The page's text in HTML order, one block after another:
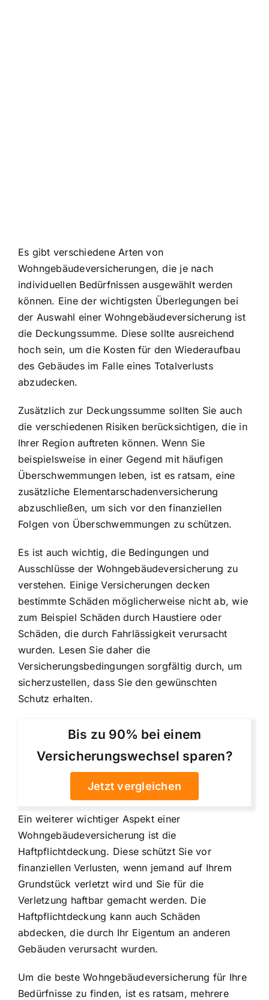
Es gibt verschiedene Arten von
Wohngebäudeversicherungen, die je nach
individuellen Bedürfnissen ausgewählt werden
können. Eine der wichtigsten Überlegungen bei
der Auswahl einer Wohngebäudeversicherung ist
die Deckungssumme. Diese sollte ausreichend
hoch sein, um die Kosten für den Wiederaufbau
des Gebäudes im Falle eines Totalverlusts
abzudecken.
Zusätzlich zur Deckungssumme sollten Sie auch
die verschiedenen Risiken berücksichtigen, die in
Ihrer Region auftreten können. Wenn Sie
beispielsweise in einer Gegend mit häufigen
Überschwemmungen leben, ist es ratsam, eine
zusätzliche Elementarschadenversicherung
abzuschließen, um sich vor den finanziellen
Folgen von Überschwemmungen zu schützen.
Es ist auch wichtig, die Bedingungen und
Ausschlüsse der Wohngebäudeversicherung zu
verstehen. Einige Versicherungen decken
bestimmte Schäden möglicherweise nicht ab, wie
zum Beispiel Schäden durch Haustiere oder
Schäden, die durch Fahrlässigkeit verursacht
wurden. Lesen Sie daher die
Versicherungsbedingungen sorgfältig durch, um
sicherzustellen, dass Sie den gewünschten
Schutz erhalten.
Bis zu 90% bei einem
Versicherungswechsel sparen?
Jetzt vergleichen
Ein weiterer wichtiger Aspekt einer
Wohngebäudeversicherung ist die
Haftpflichtdeckung. Diese schützt Sie vor
finanziellen Verlusten, wenn jemand auf Ihrem
Grundstück verletzt wird und Sie für die
Verletzung haftbar gemacht werden. Die
Haftpflichtdeckung kann auch Schäden
abdecken, die durch Ihr Eigentum an anderen
Gebäuden verursacht wurden.
Um die beste Wohngebäudeversicherung für Ihre
Bedürfnisse zu finden, ist es ratsam, mehrere